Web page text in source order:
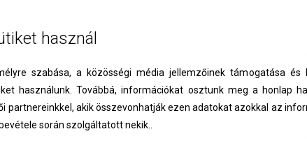
kg
225 6 15
450 8 20
10
használ
szabása, a közösségi média jellemzőinek támogatása és
használunk. Továbbá, információkat osztunk meg a honlap
partnereinkkel, akik összevonhatják ezen adatokat azokkal az
során szolgáltatott nekik..